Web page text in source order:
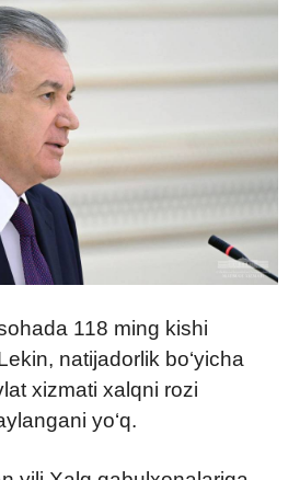
118 ming kishi
natijadorlik bo‘yicha
xizmati xalqni rozi
yo‘q.